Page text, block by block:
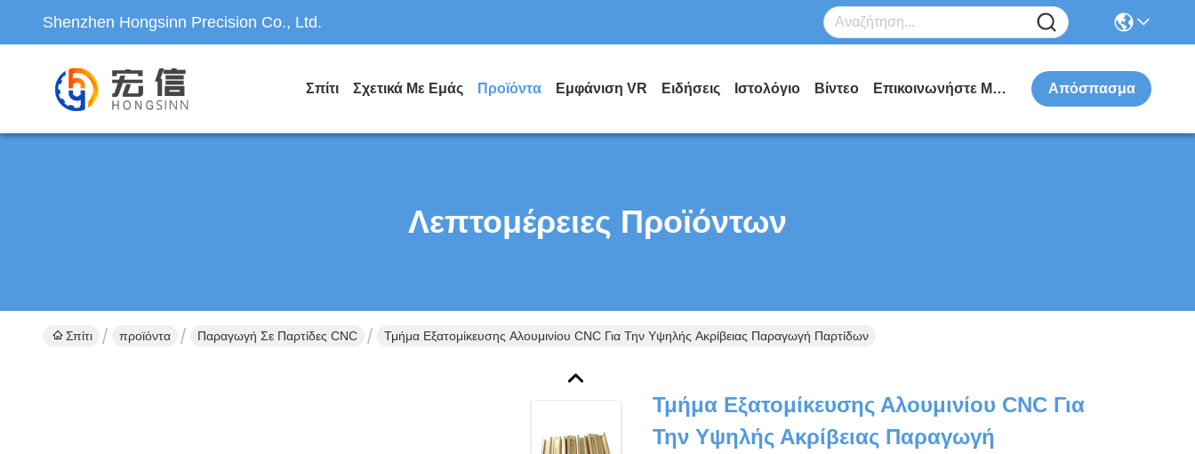
Shenzhen Hongsinn Precision Co., Ltd.
Σπίτι Σχετικά Με Εμάς Προϊόντα Εμφάνιση VR Ειδήσεις Ιστολόγιο Βίντεο Επικοινωνήστε Μαζί Μας Απόσπασμα
Λεπτομέρειες Προϊόντων
Σπίτι προϊόντα Παραγωγή Σε Παρτίδες CNC Τμήμα Εξατομίκευσης Αλουμινίου CNC Για Την Υψηλής Ακρίβειας Παραγωγή Παρτίδων
Τμήμα Εξατομίκευσης Αλουμινίου CNC Για
Την Υψηλής Ακρίβειας Παραγωγή